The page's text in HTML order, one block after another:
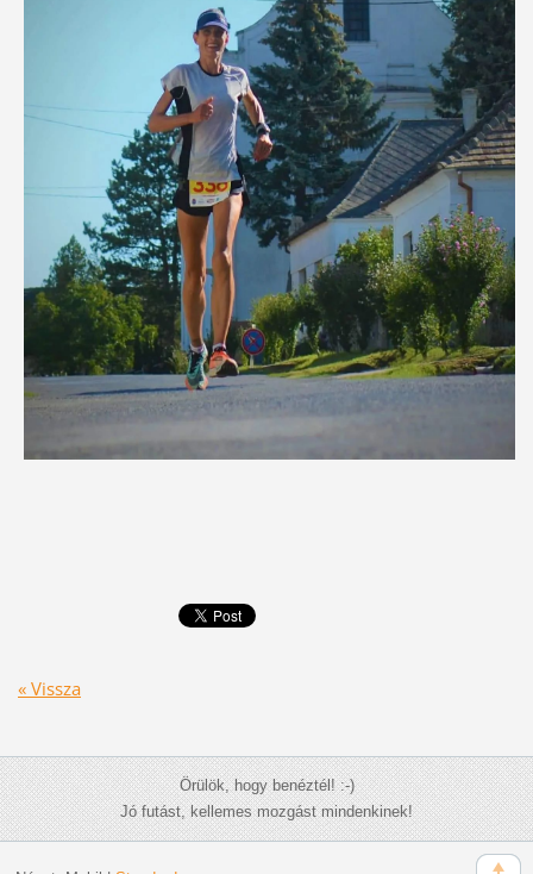
« Vissza
Örülök, hogy benéztél! :-)
Jó futást, kellemes mozgást mindenkinek!